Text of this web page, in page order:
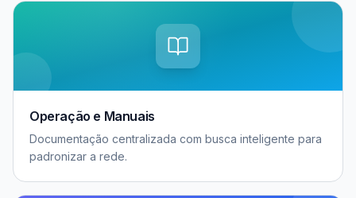
Operação e Manuais
Documentação centralizada com busca inteligente para
padronizar a rede.